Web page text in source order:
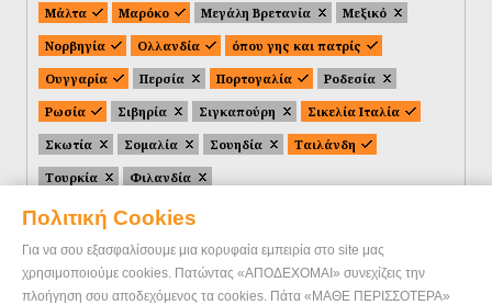
Πολιτική Cookies
Για να σου εξασφαλίσουμε μια κορυφαία εμπειρία στο site μας
χρησιμοποιούμε cookies. Πατώντας «ΑΠΟΔΕΧΟΜΑΙ» συνεχίζεις την
πλοήγηση σου αποδεχόμενος τα cookies. Πάτα «ΜΑΘΕ ΠΕΡΙΣΣΟΤΕΡΑ»
Μάλτα
Μαρόκο Μεγάλη Βρετανία
Μεξικό
Νορβηγία
Ολλανδία
όπου γης και πατρίς
Ουγγαρία
Περσία Πορτογαλία
Ροδεσία
Ρωσία
Σιβηρία Σιγκαπούρη
Σικελία Ιταλία
Σκωτία
Σομαλία Σουηδία
Ταιλάνδη
Τουρκία
Φιλανδία